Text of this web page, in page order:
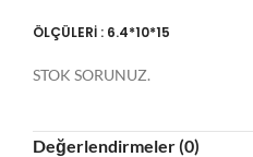
ÖLÇÜLERİ : 6.4*10*15
STOK SORUNUZ.
Değerlendirmeler (0)